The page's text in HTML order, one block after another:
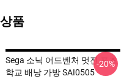
품
Sega 소닉 어드벤처 멋진 포즈
학교 배낭 가방 SAI0505
-20%